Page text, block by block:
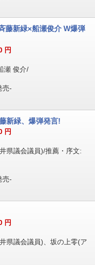
藤新緑×船瀬俊介 W爆弾
円
瀬 俊介/
売-
新緑、爆弾発言!
円
県議会議員)/推薦・序文:
売-
円
県議会議員)、坂の上零(ア